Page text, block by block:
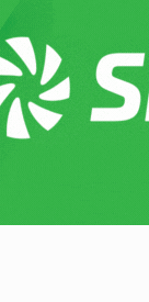
e
transmitir HIV
fase da
12 mi em
vídeo com